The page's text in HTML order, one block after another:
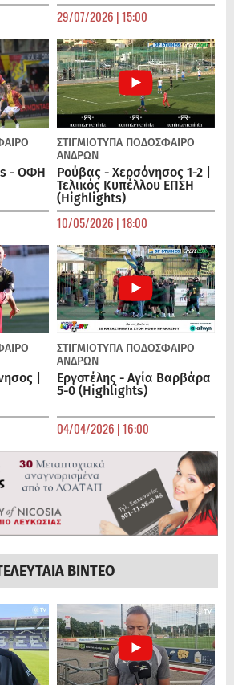
29/07/2026 | 15:00
- ΟΦΗ
ΣΤΙΓΜΙΟΤΥΠΑ ΠΟΔΌΣΦΑΙΡΟ
ΑΝΔΡΏΝ
Ρούβας - Χερσόνησος 1-2 |
Τελικός Κυπέλλου ΕΠΣΗ
(Highlights)
10/05/2026 | 18:00
|
ΣΤΙΓΜΙΟΤΥΠΑ ΠΟΔΌΣΦΑΙΡΟ
ΑΝΔΡΏΝ
Εργοτέλης - Αγία Βαρβάρα
5-0 (Highlights)
04/04/2026 | 16:00
ΒΙΝΤΕΟ